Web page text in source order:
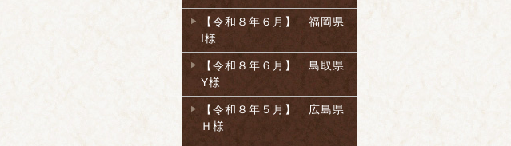
【令和８年６月】 福岡県
I様
【令和８年６月】 鳥取県
Y様
【令和８年５月】 広島県
Ｈ様